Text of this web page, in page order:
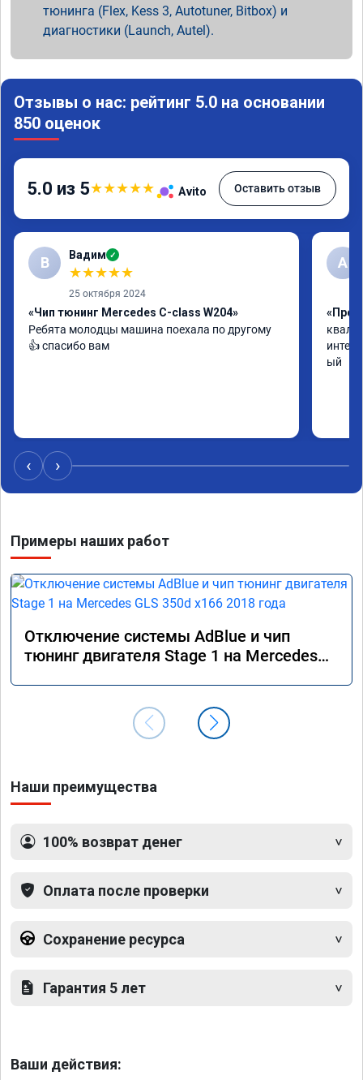
тюнинга (Flex, Kess 3, Autotuner, Bitbox) и
диагностики (Launch, Autel).
Отзывы о нас: рейтинг 5.0 на основании
850 оценок
5.0 из 5★★★★★ Avito Оставить отзыв
В Вадим ✓
★★★★★
25 октября 2024
«Чип тюнинг Mercedes C-class W204»
Ребята молодцы машина поехала по другому
👍 спасибо вам
А
ый
‹ ›
Примеры наших работ
Отключение системы AdBlue и чип
тюнинг двигателя Stage 1 на Mercedes
Наши преимущества
100% возврат денег
Оплата после проверки
Сохранение ресурса
Гарантия 5 лет
Ваши действия: